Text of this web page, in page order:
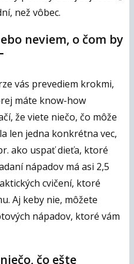
než vôbec.
neviem, o čom by
vás prevediem krokmi,
máte know-how
že viete niečo, čo môže
len jedna konkrétna vec,
ako uspať dieťa, ktoré
nápadov má asi 2,5
cvičení, ktoré
Aj keby nie, môžete
nápadov, ktoré vám
čo ešte